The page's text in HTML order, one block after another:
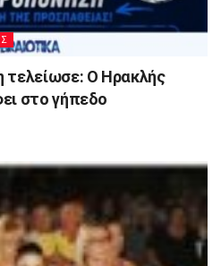
τελείωσε: Ο Ηρακλής
στο γήπεδο